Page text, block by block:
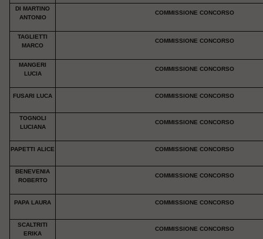
DI MARTINO
ANTONIO
COMMISSIONE CONCORSO
TAGLIETTI
MARCO
COMMISSIONE CONCORSO
MANGERI
LUCIA
COMMISSIONE CONCORSO
FUSARI LUCA COMMISSIONE CONCORSO
TOGNOLI
LUCIANA
COMMISSIONE CONCORSO
PAPETTI ALICE COMMISSIONE CONCORSO
BENEVENIA
ROBERTO
COMMISSIONE CONCORSO
PAPA LAURA COMMISSIONE CONCORSO
SCALTRITI
ERIKA
COMMISSIONE CONCORSO